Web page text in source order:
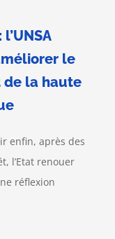
le
la haute
enfin, après des
l’Etat renouer
réflexion